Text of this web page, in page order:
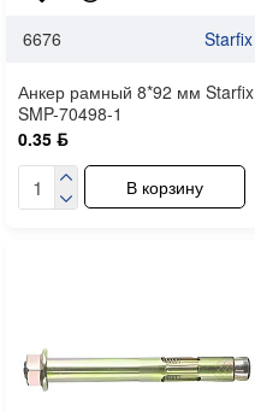
6676 Starfix
Анкер рамный 8*92 мм Starfix
SMP-70498-1
0.35 ƃ
В корзину